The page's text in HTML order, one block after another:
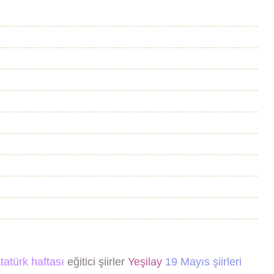
haftası eğitici şiirler Yeşilay 19 Mayıs şiirleri